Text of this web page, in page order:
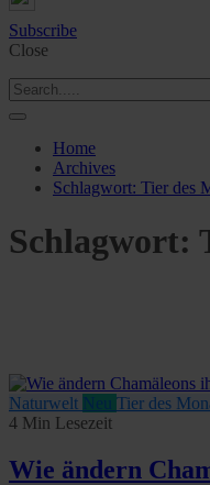
Subscribe
Close
Home
Archives
Schlagwort: Tier des
Schlagwort:
Naturwelt
Tier des
4 Min Lesezeit
Wie ändern